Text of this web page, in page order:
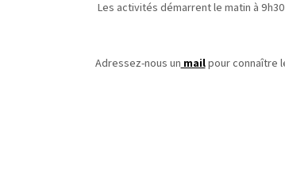
Les activités démarrent le matin à
Adressez-nous un mailpour connaître